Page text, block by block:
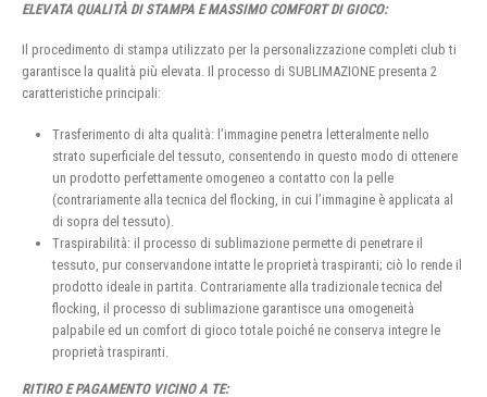
ELEVATA QUALITÀ DI STAMPA E MASSIMO COMFORT DI GIOCO:
Il procedimento di stampa utilizzato per la personalizzazione completi club ti
garantisce la qualità più elevata. Il processo di SUBLIMAZIONE presenta 2
caratteristiche principali:
Trasferimento di alta qualità: l’immagine penetra letteralmente nello
strato superficiale del tessuto, consentendo in questo modo di ottenere
un prodotto perfettamente omogeneo a contatto con la pelle
(contrariamente alla tecnica del flocking, in cui l’immagine è applicata al
di sopra del tessuto).
Traspirabilità: il processo di sublimazione permette di penetrare il
tessuto, pur conservandone intatte le proprietà traspiranti; ciò lo rende il
prodotto ideale in partita. Contrariamente alla tradizionale tecnica del
flocking, il processo di sublimazione garantisce una omogeneità
palpabile ed un comfort di gioco totale poiché ne conserva integre le
proprietà traspiranti.
RITIRO E PAGAMENTO VICINO A TE: